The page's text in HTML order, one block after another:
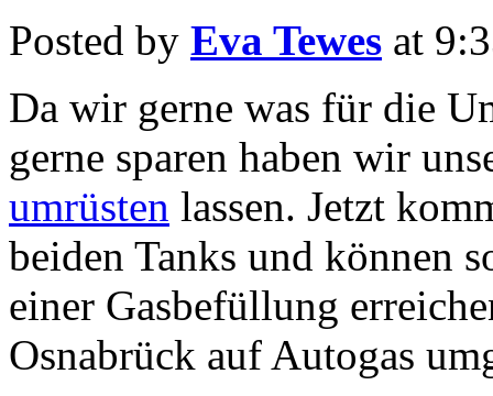
Posted by Eva Tewes at
Da wir gerne was für die
gerne sparen haben wir
umrüsten lassen. Jetzt
beiden Tanks und können
einer Gasbefüllung
Osnabrück auf Autogas